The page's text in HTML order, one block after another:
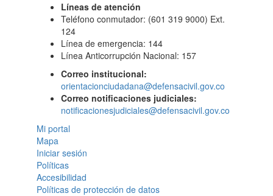
Líneas de atención
Teléfono conmutador: (601 319 9000) Ext.
124
Línea de emergencia: 144
Línea Anticorrupción Nacional: 157
Correo institucional:
orientacionciudadana@defensacivil.gov.co
Correo notificaciones judiciales:
notificacionesjudiciales@defensacivil.gov.co
Mi portal
Mapa
Iniciar sesión
Políticas
Accesibilidad
Políticas de protección de datos